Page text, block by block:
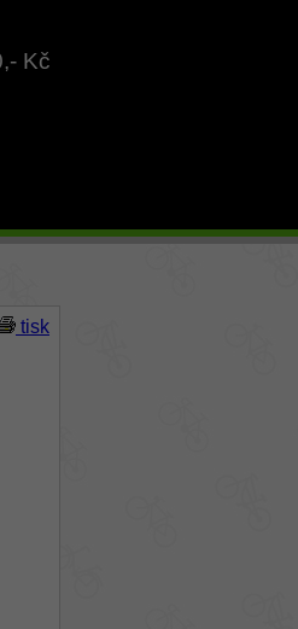
Kč
tisk